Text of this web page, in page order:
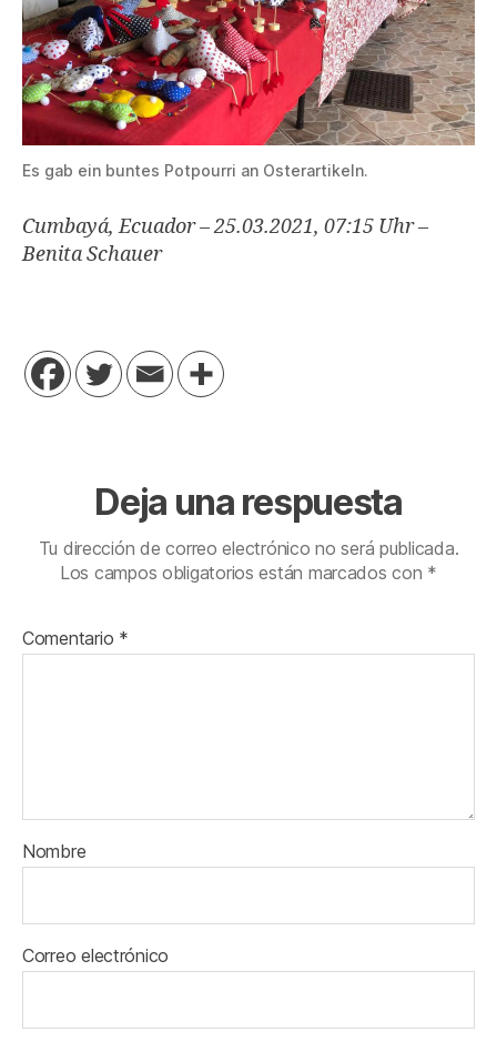
Es gab ein buntes Potpourri an Osterartikeln.
Cumbayá, Ecuador – 25.03.2021, 07:15 Uhr –
Benita Schauer
Deja una respuesta
Tu dirección de correo electrónico no será publicada.
Los campos obligatorios están marcados con *
Comentario *
Nombre
Correo electrónico